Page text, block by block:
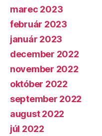
marec 2023
február 2023
január 2023
december 2022
november 2022
október 2022
september 2022
august 2022
júl 2022